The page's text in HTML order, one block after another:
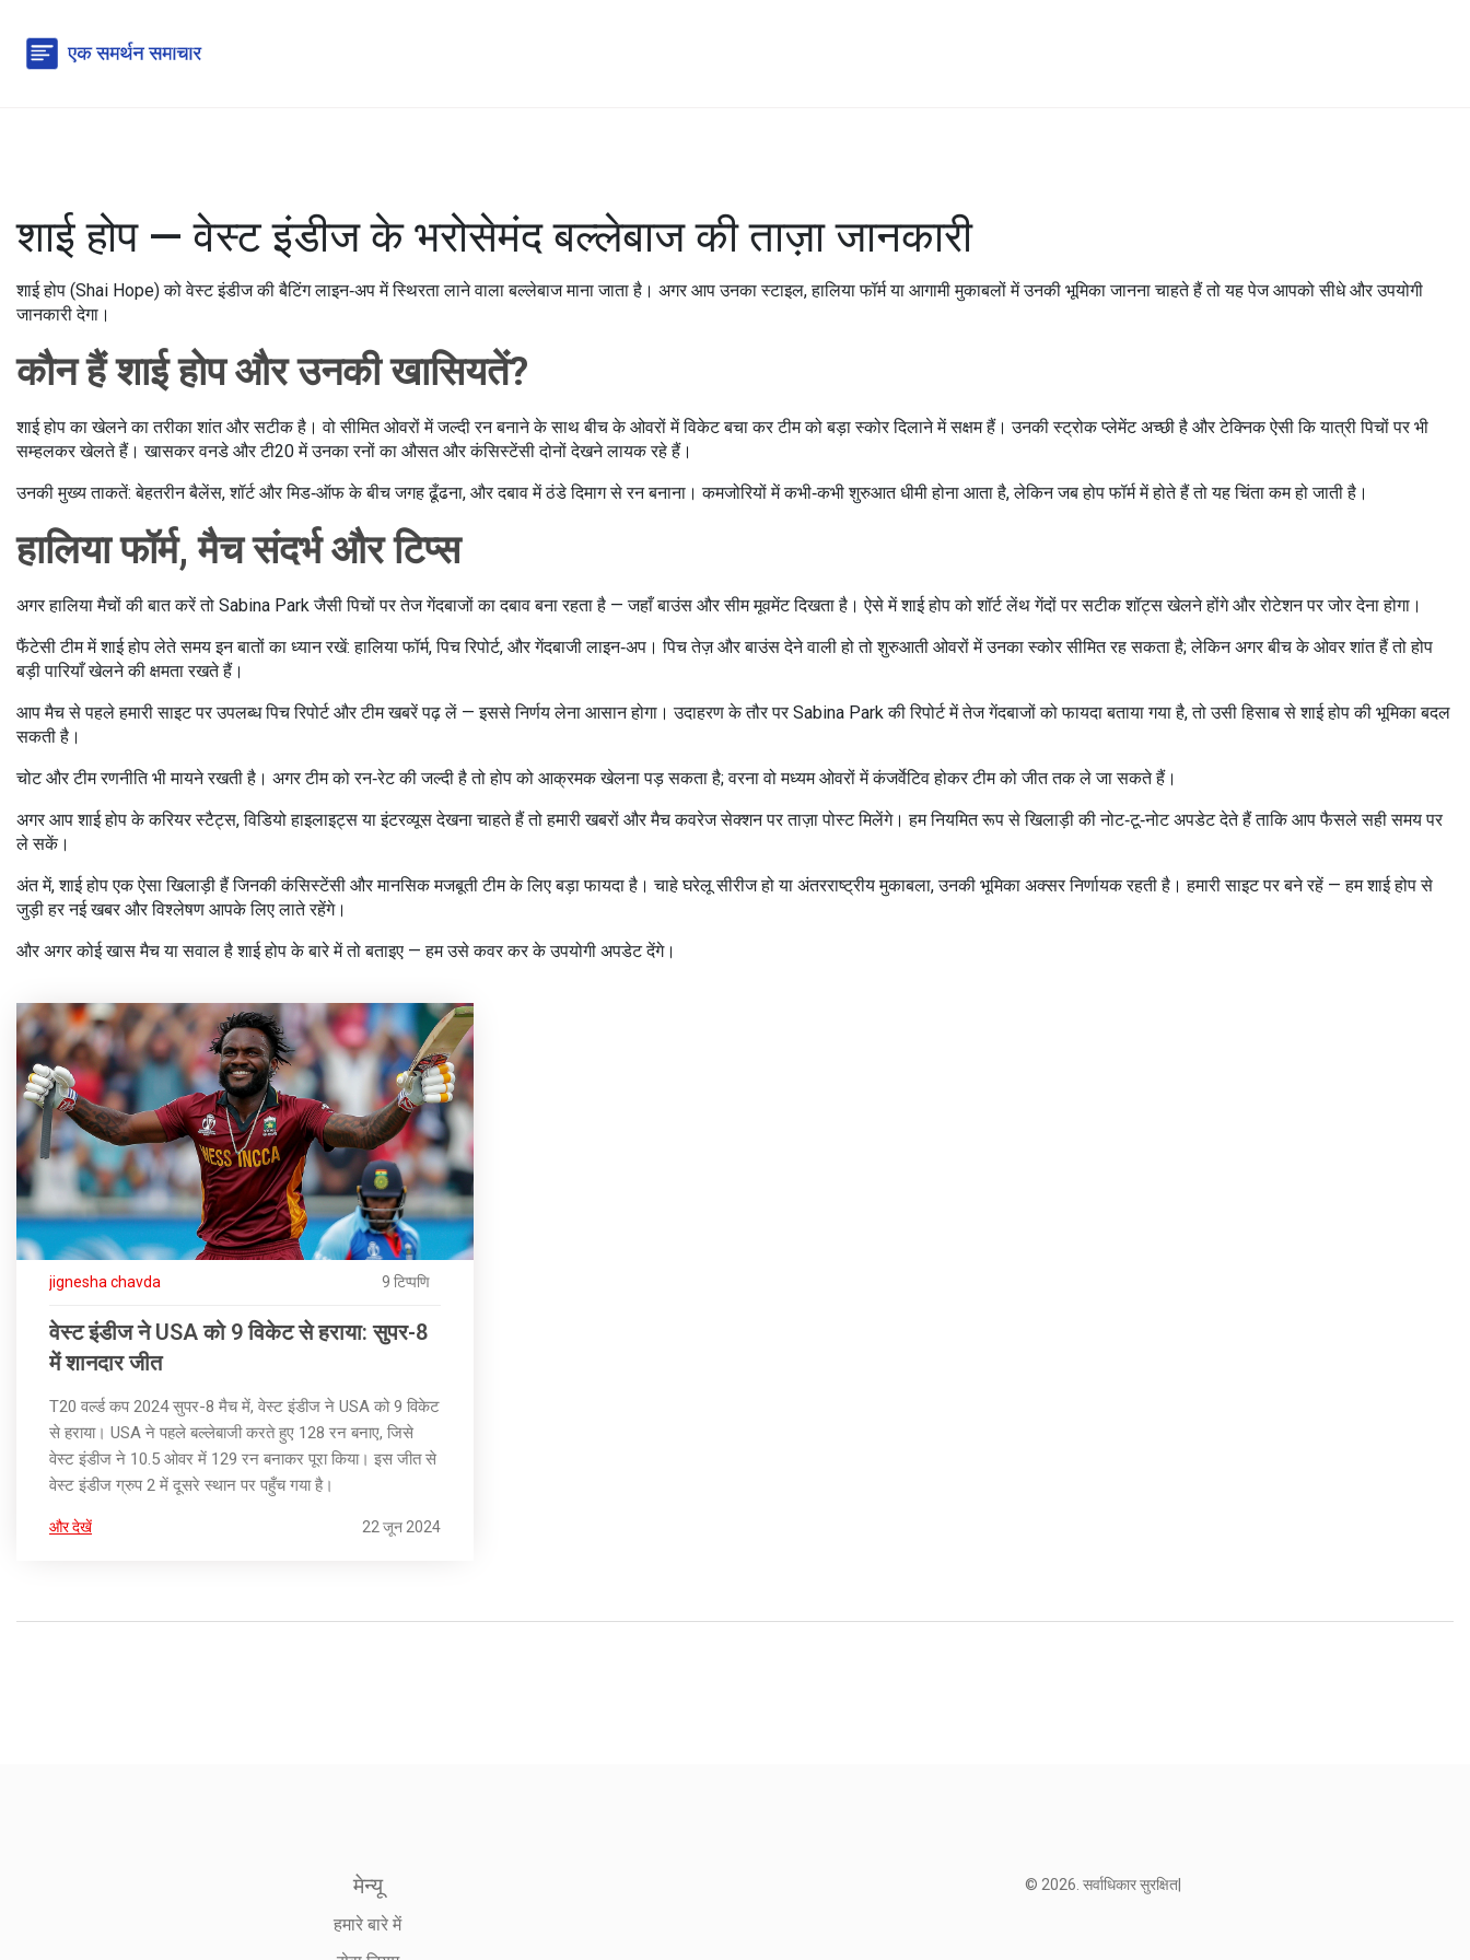
शाई होप — वेस्ट इंडीज के भरोसेमंद बल्लेबाज की ताज़ा जानकारी
शाई होप (Shai Hope) को वेस्ट इंडीज की बैटिंग लाइन‑अप में स्थिरता लाने वाला बल्लेबाज माना जाता है। अगर आप उनका स्टाइल, हालिया फॉर्म या आगामी मुकाबलों में उनकी भूमिका जानना चाहते हैं तो यह पेज आपको सीधे और उपयोगी
जानकारी देगा।
कौन हैं शाई होप और उनकी खासियतें?
शाई होप का खेलने का तरीका शांत और सटीक है। वो सीमित ओवरों में जल्दी रन बनाने के साथ बीच के ओवरों में विकेट बचा कर टीम को बड़ा स्कोर दिलाने में सक्षम हैं। उनकी स्ट्रोक प्लेमेंट अच्छी है और टेक्निक ऐसी कि यात्री पिचों पर भी
सम्हलकर खेलते हैं। खासकर वनडे और टी20 में उनका रनों का औसत और कंसिस्टेंसी दोनों देखने लायक रहे हैं।
उनकी मुख्य ताकतें: बेहतरीन बैलेंस, शॉर्ट और मिड‑ऑफ के बीच जगह ढूँढना, और दबाव में ठंडे दिमाग से रन बनाना। कमजोरियों में कभी‑कभी शुरुआत धीमी होना आता है, लेकिन जब होप फॉर्म में होते हैं तो यह चिंता कम हो जाती है।
हालिया फॉर्म, मैच संदर्भ और टिप्स
अगर हालिया मैचों की बात करें तो Sabina Park जैसी पिचों पर तेज गेंदबाजों का दबाव बना रहता है — जहाँ बाउंस और सीम मूवमेंट दिखता है। ऐसे में शाई होप को शॉर्ट लेंथ गेंदों पर सटीक शॉट्स खेलने होंगे और रोटेशन पर जोर देना होगा।
फैंटेसी टीम में शाई होप लेते समय इन बातों का ध्यान रखें: हालिया फॉर्म, पिच रिपोर्ट, और गेंदबाजी लाइन‑अप। पिच तेज़ और बाउंस देने वाली हो तो शुरुआती ओवरों में उनका स्कोर सीमित रह सकता है; लेकिन अगर बीच के ओवर शांत हैं तो होप
बड़ी पारियाँ खेलने की क्षमता रखते हैं।
आप मैच से पहले हमारी साइट पर उपलब्ध पिच रिपोर्ट और टीम खबरें पढ़ लें — इससे निर्णय लेना आसान होगा। उदाहरण के तौर पर Sabina Park की रिपोर्ट में तेज गेंदबाजों को फायदा बताया गया है, तो उसी हिसाब से शाई होप की भूमिका बदल
सकती है।
चोट और टीम रणनीति भी मायने रखती है। अगर टीम को रन‑रेट की जल्दी है तो होप को आक्रमक खेलना पड़ सकता है; वरना वो मध्यम ओवरों में कंजर्वेटिव होकर टीम को जीत तक ले जा सकते हैं।
अगर आप शाई होप के करियर स्टैट्स, विडियो हाइलाइट्स या इंटरव्यूस देखना चाहते हैं तो हमारी खबरों और मैच कवरेज सेक्शन पर ताज़ा पोस्ट मिलेंगे। हम नियमित रूप से खिलाड़ी की नोट‑टू‑नोट अपडेट देते हैं ताकि आप फैसले सही समय पर
ले सकें।
अंत में, शाई होप एक ऐसा खिलाड़ी हैं जिनकी कंसिस्टेंसी और मानसिक मजबूती टीम के लिए बड़ा फायदा है। चाहे घरेलू सीरीज हो या अंतरराष्ट्रीय मुकाबला, उनकी भूमिका अक्सर निर्णायक रहती है। हमारी साइट पर बने रहें — हम शाई होप से
जुड़ी हर नई खबर और विश्लेषण आपके लिए लाते रहेंगे।
और अगर कोई खास मैच या सवाल है शाई होप के बारे में तो बताइए — हम उसे कवर कर के उपयोगी अपडेट देंगे।
jignesha chavda 9 टिप्पणि
वेस्ट इंडीज ने USA को 9 विकेट से हराया: सुपर-8
में शानदार जीत
T20 वर्ल्ड कप 2024 सुपर-8 मैच में, वेस्ट इंडीज ने USA को 9 विकेट
से हराया। USA ने पहले बल्लेबाजी करते हुए 128 रन बनाए, जिसे
वेस्ट इंडीज ने 10.5 ओवर में 129 रन बनाकर पूरा किया। इस जीत से
वेस्ट इंडीज ग्रुप 2 में दूसरे स्थान पर पहुँच गया है।
और देखें 22 जून 2024
मेन्यू
हमारे बारे में
© 2026. सर्वाधिकार सुरक्षित|